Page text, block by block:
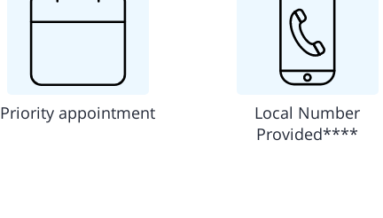
Priority appointment
Local Number
Provided****